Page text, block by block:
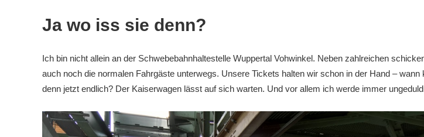
Ja wo iss sie denn?
Ich bin nicht allein an der Schwebebahnhaltestelle Wuppertal Vohwinkel. Neben zahlreichen
auch noch die normalen Fahrgäste unterwegs. Unsere Tickets halten wir schon in der Hand –
denn jetzt endlich? Der Kaiserwagen lässt auf sich warten. Und vor allem ich werde immer